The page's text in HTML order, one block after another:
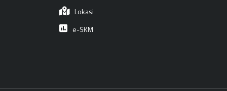
Lokasi
e-SKM